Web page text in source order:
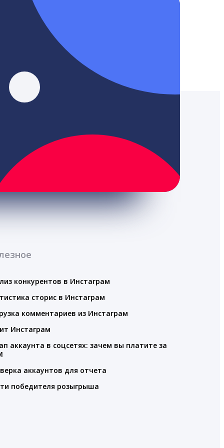
конкурентов в Инстаграм
сторис в Инстаграм
комментариев из Инстаграм
Инстаграм
аккаунта в соцсетях: зачем вы платите за
аккаунтов для отчета
победителя розыгрыша